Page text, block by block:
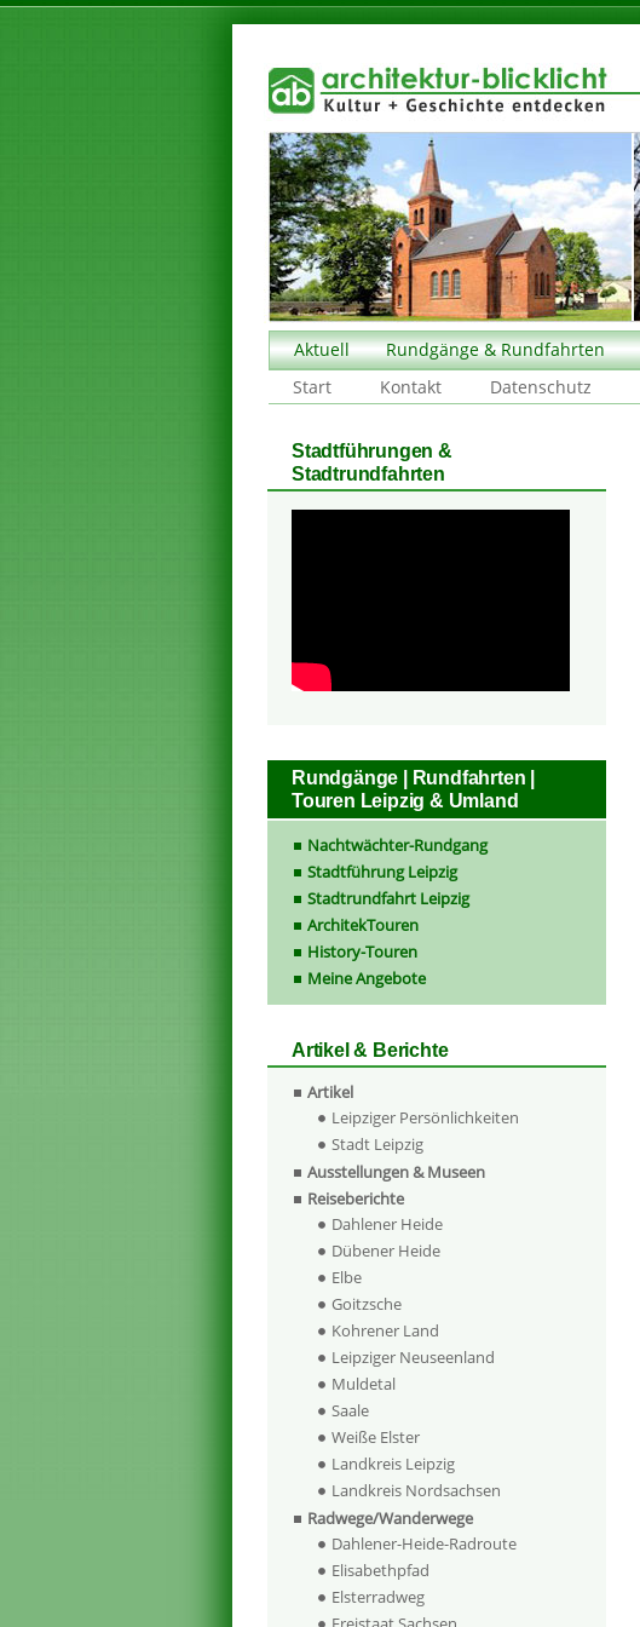
Aktuell Rundgänge & Rundfahrten
Start
Kontakt Datenschutz
Stadtführungen &
Stadtrundfahrten
Rundgänge | Rundfahrten |
Touren Leipzig & Umland
Nachtwächter-Rundgang
Stadtführung Leipzig
Stadtrundfahrt Leipzig
ArchitekTouren
History-Touren
Meine Angebote
Artikel & Berichte
Artikel
Leipziger Persönlichkeiten
Stadt Leipzig
Ausstellungen & Museen
Reiseberichte
Dahlener Heide
Dübener Heide
Elbe
Goitzsche
Kohrener Land
Leipziger Neuseenland
Muldetal
Saale
Weiße Elster
Landkreis Leipzig
Landkreis Nordsachsen
Radwege/Wanderwege
Dahlener-Heide-Radroute
Elisabethpfad
Elsterradweg